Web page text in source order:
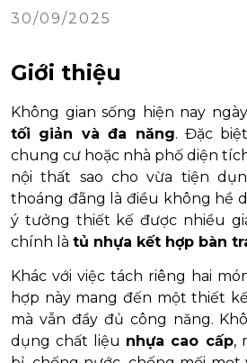
30/09/2025
Giới thiệu
Không gian sống hiện nay
tối giản và đa năng. Đặc
chung cư hoặc nhà phố diện
nội thất sao cho vừa tiện
thoáng đãng là điều không hề
ý tưởng thiết kế được nhiều
chính là tủ nhựa kết hợp bàn
Khác với việc tách riêng hai
hợp này mang đến một thiết
mà vẫn đầy đủ công năng.
dụng chất liệu nhựa cao cấp,